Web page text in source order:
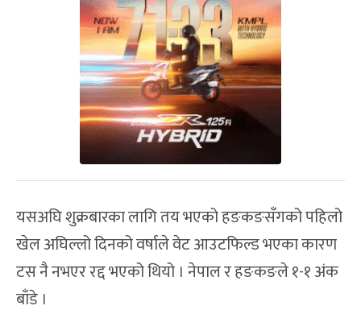
यसअघि शुक्रबारका लागि तय भएको हङकङसँगको पहिलो
खेल अघिल्लो दिनको वर्षाले वेट आउटफिल्ड भएका कारण
टस नै नभएर रद्द भएको थियो । नेपाल र हङकङले १-१ अंक
बाँडे ।